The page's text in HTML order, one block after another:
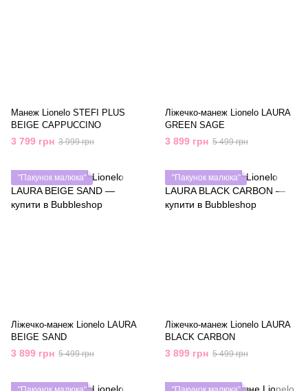
Манеж Lionelo STEFI PLUS
BEIGE CAPPUCCINO
3 799 грн 3 999 грн
Ліжечко-манеж Lionelo LAURA
GREEN SAGE
3 899 грн 5 499 грн
"Пакунок малюка"
Ліжечко-манеж Lionelo LAURA
BEIGE SAND
3 899 грн 5 499 грн
"Пакунок малюка"
Ліжечко-манеж Lionelo LAURA
BLACK CARBON
3 899 грн 5 499 грн